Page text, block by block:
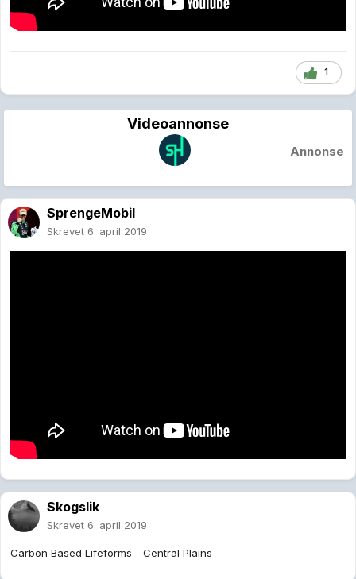
1
Videoannonse
Annonse
SprengeMobil
Skrevet 6. april 2019
Skogslik
Skrevet 6. april 2019
Carbon Based Lifeforms - Central Plains